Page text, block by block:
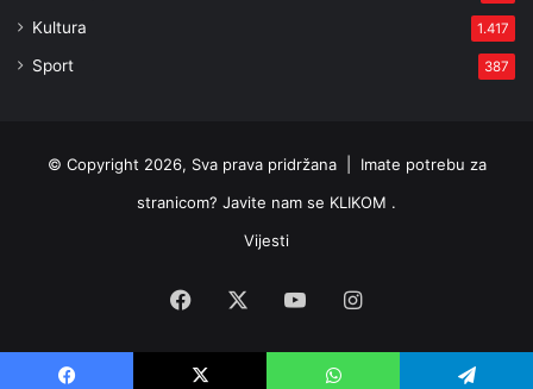
Kultura 1.417
Sport 387
© Copyright 2026, Sva prava pridržana | Imate potrebu za
stranicom? Javite nam se KLIKOM .
Vijesti
Facebook YouTubeInstagram